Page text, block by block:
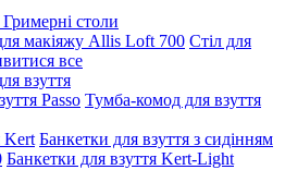
столи
макіяжу Allis Loft 700 Стіл для
все
взуття
Passo Тумба-комод для взуття
Kert Банкетки для взуття з сидінням
Банкетки для взуття Kert-Light